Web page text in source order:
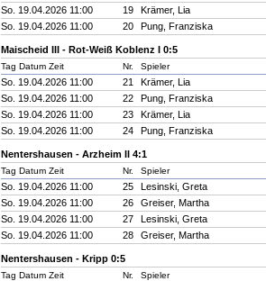
So. 19.04.2026 11:00
19 Krämer, Lia
So. 19.04.2026 11:00
20 Pung, Franziska
Maischeid III - Rot-Weiß Koblenz I 0:5
Tag Datum Zeit Nr. Spieler
So. 19.04.2026 11:00 21 Krämer, Lia
So. 19.04.2026 11:00
22 Pung, Franziska
So. 19.04.2026 11:00
23 Krämer, Lia
So. 19.04.2026 11:00
24 Pung, Franziska
Nentershausen - Arzheim II 4:1
Tag Datum Zeit Nr. Spieler
So. 19.04.2026 11:00 25 Lesinski, Greta
So. 19.04.2026 11:00
26 Greiser, Martha
So. 19.04.2026 11:00
27 Lesinski, Greta
So. 19.04.2026 11:00
28 Greiser, Martha
Nentershausen - Kripp 0:5
Tag Datum Zeit Nr. Spieler